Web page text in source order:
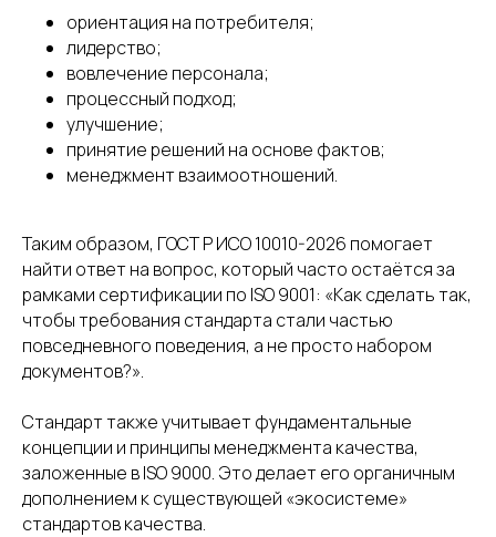
ориентация на потребителя;
лидерство;
вовлечение персонала;
процессный подход;
улучшение;
принятие решений на основе фактов;
менеджмент взаимоотношений.
Таким образом, ГОСТ Р ИСО 10010-2026 помогает
найти ответ на вопрос, который часто остаётся за
рамками сертификации по ISO 9001: «Как сделать так,
чтобы требования стандарта стали частью
повседневного поведения, а не просто набором
документов?».
Стандарт также учитывает фундаментальные
концепции и принципы менеджмента качества,
заложенные в ISO 9000. Это делает его органичным
дополнением к существующей «экосистеме»
стандартов качества.
Согласие на обработку персональных
данных пользователя сайта